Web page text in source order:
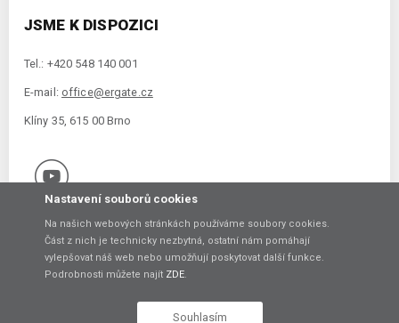
JSME K DISPOZICI
Tel.: +420 548 140 001
E-mail: office@ergate.cz
Klíny 35, 615 00 Brno
Copyright © 2021 ERGATE Automation s.r.o., Klíny 35, 61500 Brno
Nastavení souborů cookies
Na našich webových stránkách používáme soubory cookies.
Část z nich je technicky nezbytná, ostatní nám pomáhají
vylepšovat náš web nebo umožňují poskytovat další funkce.
Podrobnosti můžete najít ZDE.
Souhlasím